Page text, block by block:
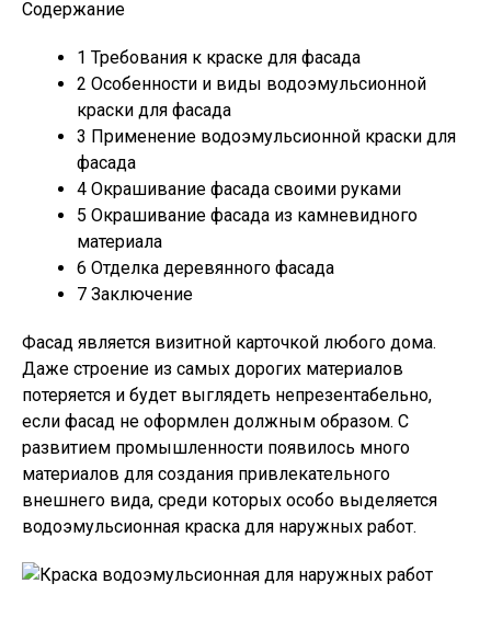
Содержание
1 Требования к краске для фасада
2 Особенности и виды водоэмульсионной
краски для фасада
3 Применение водоэмульсионной краски для
фасада
4 Окрашивание фасада своими руками
5 Окрашивание фасада из камневидного
материала
6 Отделка деревянного фасада
7 Заключение
Фасад является визитной карточкой любого дома.
Даже строение из самых дорогих материалов
потеряется и будет выглядеть непрезентабельно,
если фасад не оформлен должным образом. С
развитием промышленности появилось много
материалов для создания привлекательного
внешнего вида, среди которых особо выделяется
водоэмульсионная краска для наружных работ.